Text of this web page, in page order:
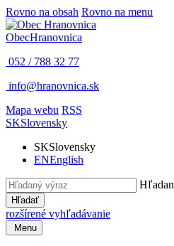
Rovno na obsah Rovno na menu
ObecHranovnica
052 / 788 32 77
info@hranovnica.sk
Mapa webu RSS
SKSlovensky
SKSlovensky
ENEnglish
Hľadať
rozšírené vyhľadávanie
Menu